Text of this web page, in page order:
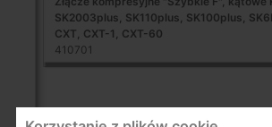
SK2003plus, SK110plus, SK100plus,
CXT, CXT-1, CXT-60
410701